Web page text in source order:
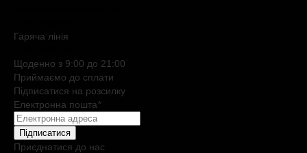
Гаряча лiнiя
Щоденно з 9:00 до 21:00
Приймаємо до сплати
Підписатися на розсилку
Електронна пошта*
Підписатися
Приєднатися до нас